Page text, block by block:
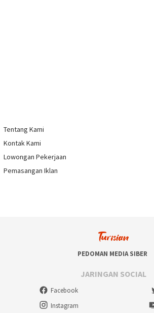
Tentang Kami
Kontak Kami
Lowongan Pekerjaan
Pemasangan Iklan
PEDOMAN MEDIA SIBER
JARINGAN SOCIAL
Facebook
Instagram